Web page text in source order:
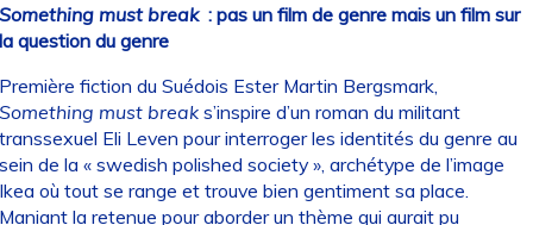
must break : pas un film de genre mais un film sur
question du genre
fiction du Suédois Ester Martin Bergsmark,
must breaks’inspire d’un roman du militant
Eli Leven pour interroger les identités du genre au
de la « swedish polished society », archétype de l’image
où tout se range et trouve bien gentiment sa place.
la retenue pour aborder un thème qui aurait pu